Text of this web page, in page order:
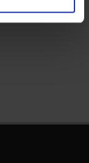
inoltre
combinarle